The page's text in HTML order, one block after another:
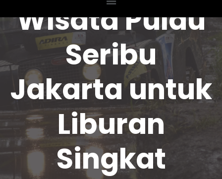
Wisata Pulau
Seribu
Jakarta untuk
Liburan
Singkat